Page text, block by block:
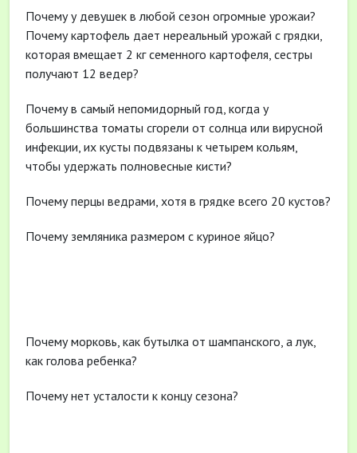
Почему у девушек в любой сезон огромные урожаи?
Почему картофель дает нереальный урожай с грядки,
которая вмещает 2 кг семенного картофеля, сестры
получают 12 ведер?
Почему в самый непомидорный год, когда у
большинства томаты сгорели от солнца или вирусной
инфекции, их кусты подвязаны к четырем кольям,
чтобы удержать полновесные кисти?
Почему перцы ведрами, хотя в грядке всего 20 кустов?
Почему земляника размером с куриное яйцо?
Почему морковь, как бутылка от шампанского, а лук,
как голова ребенка?
Почему нет усталости к концу сезона?